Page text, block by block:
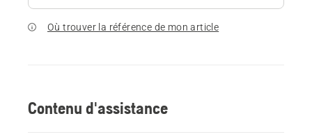
Où trouver la référence de mon article
Contenu d'assistance